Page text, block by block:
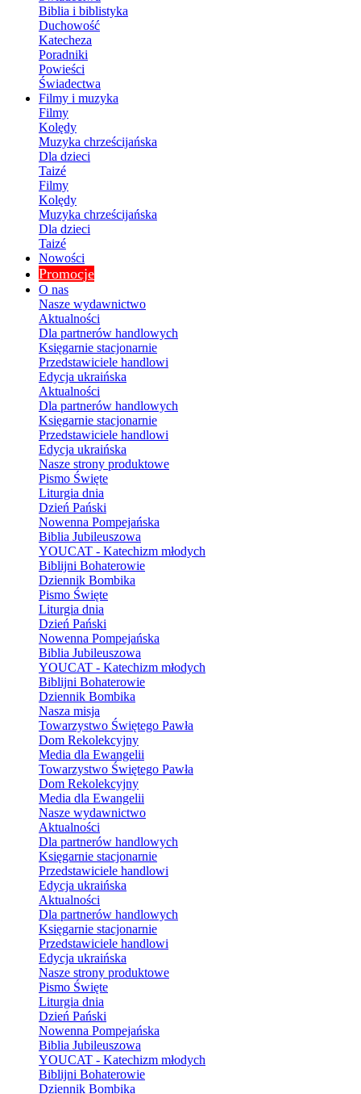
Biblia i biblistyka
Duchowość
Katecheza
Poradniki
Powieści
Świadectwa
Filmy i muzyka
Filmy
Kolędy
Muzyka chrześcijańska
Dla dzieci
Taizé
Filmy
Kolędy
Muzyka chrześcijańska
Dla dzieci
Taizé
Nowości
Promocje
O nas
Nasze wydawnictwo
Aktualności
Dla partnerów handlowych
Księgarnie stacjonarnie
Przedstawiciele handlowi
Edycja ukraińska
Aktualności
Dla partnerów handlowych
Księgarnie stacjonarnie
Przedstawiciele handlowi
Edycja ukraińska
Nasze strony produktowe
Pismo Święte
Liturgia dnia
Dzień Pański
Nowenna Pompejańska
Biblia Jubileuszowa
YOUCAT - Katechizm młodych
Biblijni Bohaterowie
Dziennik Bombika
Pismo Święte
Liturgia dnia
Dzień Pański
Nowenna Pompejańska
Biblia Jubileuszowa
YOUCAT - Katechizm młodych
Biblijni Bohaterowie
Dziennik Bombika
Nasza misja
Towarzystwo Świętego Pawła
Dom Rekolekcyjny
Media dla Ewangelii
Towarzystwo Świętego Pawła
Dom Rekolekcyjny
Media dla Ewangelii
Nasze wydawnictwo
Aktualności
Dla partnerów handlowych
Księgarnie stacjonarnie
Przedstawiciele handlowi
Edycja ukraińska
Aktualności
Dla partnerów handlowych
Księgarnie stacjonarnie
Przedstawiciele handlowi
Edycja ukraińska
Nasze strony produktowe
Pismo Święte
Liturgia dnia
Dzień Pański
Nowenna Pompejańska
Biblia Jubileuszowa
YOUCAT - Katechizm młodych
Biblijni Bohaterowie
Dziennik Bombika